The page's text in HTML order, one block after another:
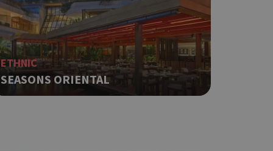
ETHNIC
SEASONS ORIENTAL
Ο
Google